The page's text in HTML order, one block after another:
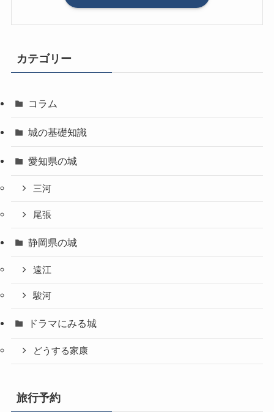
カテゴリー
コラム
城の基礎知識
愛知県の城
三河
尾張
静岡県の城
遠江
駿河
ドラマにみる城
どうする家康
旅行予約